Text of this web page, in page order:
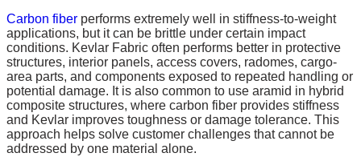
Carbon fiber performs extremely well in stiffness-to-weight
applications, but it can be brittle under certain impact
conditions. Kevlar Fabric often performs better in protective
structures, interior panels, access covers, radomes, cargo-
area parts, and components exposed to repeated handling or
potential damage. It is also common to use aramid in hybrid
composite structures, where carbon fiber provides stiffness
and Kevlar improves toughness or damage tolerance. This
approach helps solve customer challenges that cannot be
addressed by one material alone.